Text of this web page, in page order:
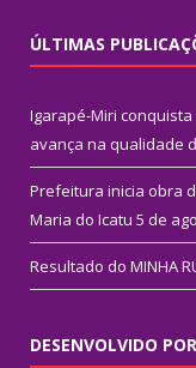
ÚLTIMAS
Igarapé-Miri conquista
avança na qualidade
Prefeitura inicia obra
Maria do Icatu 5 de
Resultado do MINHA
DESENVOLVIDO